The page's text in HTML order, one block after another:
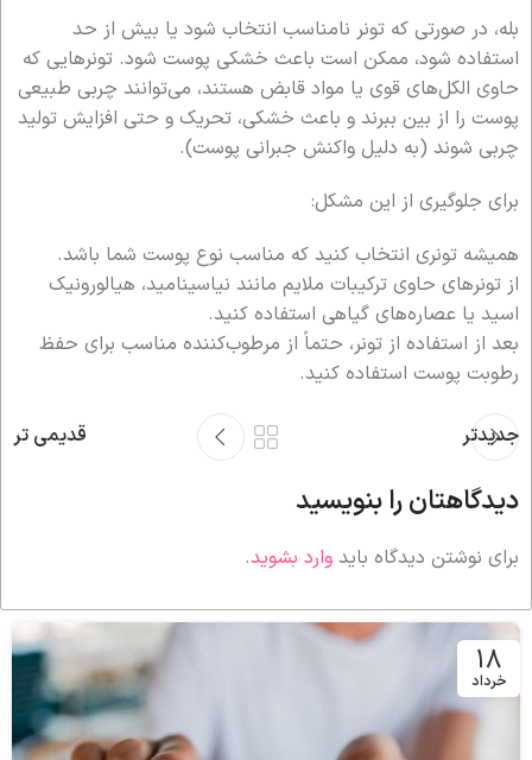
بله، در صورتی که تونر نامناسب انتخاب شود یا بیش از حد
استفاده شود، ممکن است باعث خشکی پوست شود. تونرهایی که
حاوی الکل‌های قوی یا مواد قابض هستند، می‌توانند چربی طبیعی
پوست را از بین ببرند و باعث خشکی، تحریک و حتی افزایش تولید
چربی شوند (به دلیل واکنش جبرانی پوست).
برای جلوگیری از این مشکل:
همیشه تونری انتخاب کنید که مناسب نوع پوست شما باشد.
از تونرهای حاوی ترکیبات ملایم مانند نیاسینامید، هیالورونیک
اسید یا عصاره‌های گیاهی استفاده کنید.
بعد از استفاده از تونر، حتماً از مرطوب‌کننده مناسب برای حفظ
رطوبت پوست استفاده کنید.
جدیدتر قدیمی تر
دیدگاهتان را بنویسید
برای نوشتن دیدگاه باید وارد بشوید.
18
خرداد